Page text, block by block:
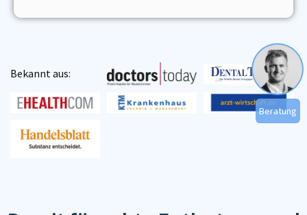
Beratung
Bekannt aus: